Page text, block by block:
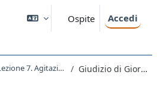
Ospite Accedi
Lezione 7. Agitazioni mazziniane e progetto neoguelfo Giudizio di Giorgio Candeloro su Vincenzo Gioberti.